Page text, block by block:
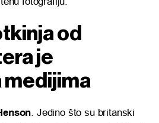
od
je
medijima
. Jedino što su britanski